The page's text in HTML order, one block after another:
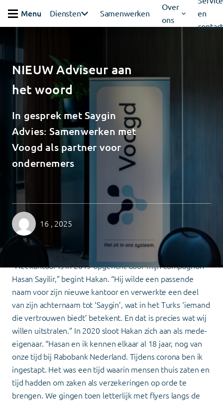
Menu
Diensten Samenwerken
Over
ons
en
contact
NIEUW Adviseur aan
het woord
In gesprek met Saygin
Advies: Samenwerken met
Voogd als partner voor
ondernemers
16 , 2025
In gesprek met Saygin Advies: Samenwerken
met Voogd als partner voor ondernemers
“Saygin betekent vertrouwen”
“Het kantoor is in 2019 opgericht door mijn compagnon
Hasan Sayilir,” begint Hakan. “Hij wilde een passende
naam voor zijn nieuwe kantoor en verwerkte een deel
van zijn achternaam tot ‘Saygin’, wat in het Turks ‘iemand
die vertrouwen biedt’ betekent. En dat is precies wat wij
willen uitstralen.” In 2020 sloot Hakan zich aan als mede-
eigenaar. “Hasan en ik kennen elkaar al 18 jaar, nog van
onze tijd bij Rabobank Nederland. Tijdens corona ben ik
ingestapt. Het was een tijd waarin mensen thuis zaten en
tijd hadden om zaken als verzekeringen op orde te
brengen. We gingen toen letterlijk met flyers langs de